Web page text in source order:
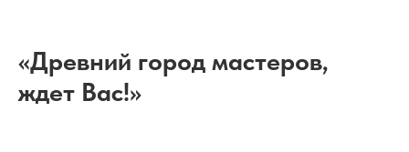
«Древний город мастеров,
ждет Вас!»